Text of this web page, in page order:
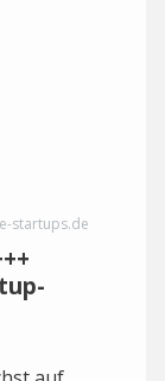
startups.de